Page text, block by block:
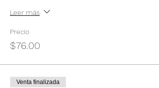
Leer más
Precio
$76.00
Venta finalizada